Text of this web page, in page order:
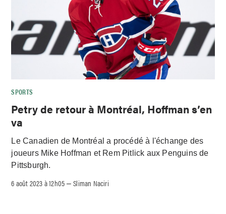
SPORTS
Petry de retour à Montréal, Hoffman s’en
va
Le Canadien de Montréal a procédé à l'échange des
joueurs Mike Hoffman et Rem Pitlick aux Penguins de
Pittsburgh.
6 août 2023 à 12h05 –Sliman Naciri